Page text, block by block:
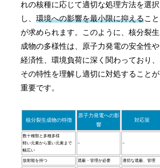
れの核種に応じて適切な処理方法を選択
し、環境への影響を最小限に抑えること
が求められます。このように、核分裂生
成物の多様性は、原子力発電の安全性や
経済性、環境負荷に深く関わっており、
その特性を理解し適切に対処することが
重要です。
核分裂生成物の特徴
原子力発電への影
響
対応策
数十種類と多種多様
軽い元素から重い元素まで
幅広い
– –
放射能を持つ 遮蔽・管理が必要 適切な遮蔽、管理